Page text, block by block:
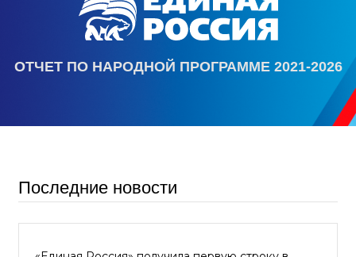
ОТЧЕТ ПО НАРОДНОЙ ПРОГРАММЕ 2021-2026
Последние новости